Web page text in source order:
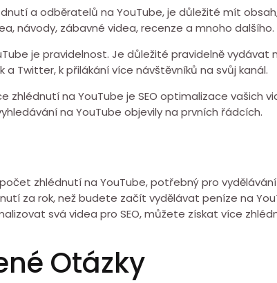
a odběratelů na YouTube, je důležité mít
návody, zábavné videa, recenze a mnoho dalšího.
je pravidelnost. Je důležité pravidelně
a Twitter, k přilákání více návštěvníků na svůj kanál.
zhlédnutí na YouTube je SEO optimalizace vašich
na YouTube objevily na prvních řádcích.
zhlédnutí na YouTube, potřebný pro
za rok, než budete začít vydělávat peníze na
svá videa pro SEO, můžete získat více
Otázky